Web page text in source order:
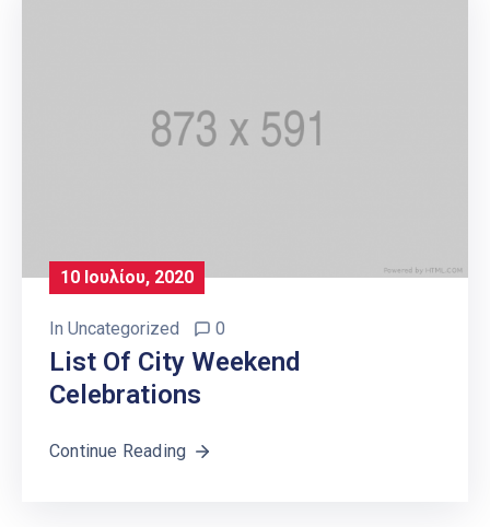
10 Ιουλίου, 2020
In Uncategorized 0
List Of City Weekend
Celebrations
Continue Reading